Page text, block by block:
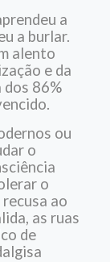
a
a burlar.
alento
e da
dos 86%
ou
o
o
ao
as ruas
de